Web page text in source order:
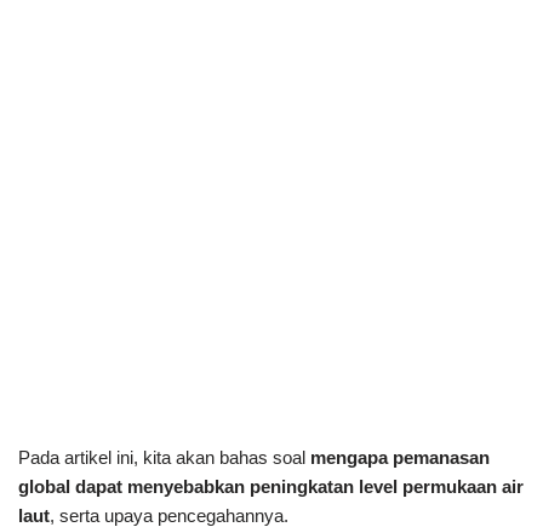
Pada artikel ini, kita akan bahas soal mengapa pemanasan
global dapat menyebabkan peningkatan level permukaan air
laut, serta upaya pencegahannya.